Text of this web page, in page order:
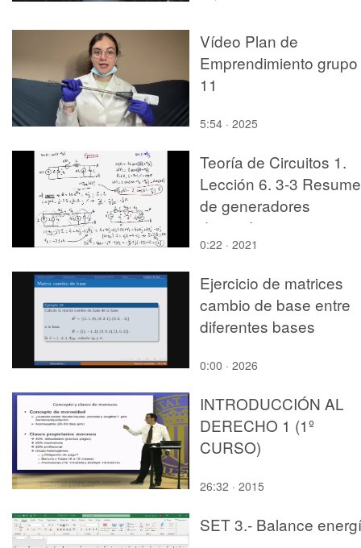
Vídeo Plan de
Emprendimiento grupo
11
5:54 · 2025
Teoría de Circuitos 1.
Lección 6. 3-3
de generadores
dependientes
0:22 · 2021
Ejercicio de matrices
cambio de base entre
diferentes bases
0:00 · 2026
INTRODUCCIÓN AL
DERECHO 1 (1º
CURSO)
26:32 · 2015
SET 3.- Balance